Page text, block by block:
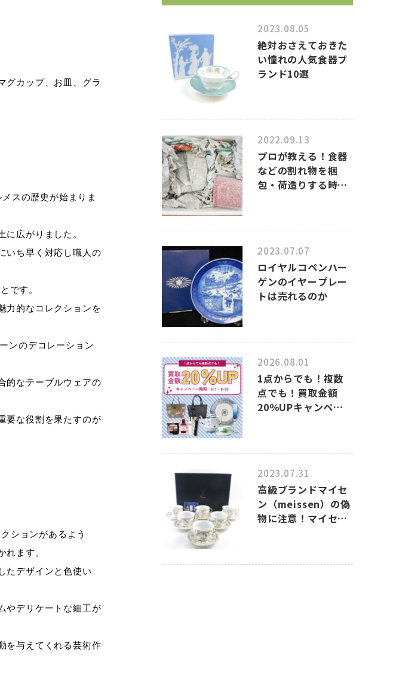
グカップ、お皿、グラ
スの歴史が始まりま
広がりました。
いち早く対応し職人の
です。
力的なコレクションを
ンのデコレーション
的なテーブルウェアの
要な役割を果たすのが
ションがあるよう
れます。
たデザインと色使い
やデリケートな細工が
を与えてくれる芸術作
2023.08.05
絶対おさえておきた
い憧れの人気食器ブ
ランド10選
2022.09.13
プロが教える！食器
などの割れ物を梱
包・荷造りする時
2023.07.07
ロイヤルコペンハー
ゲンのイヤープレー
トは売れるのか
2026.08.01
1点からでも！複数
点でも！買取金額
20％UPキャンペー
2023.07.31
高級ブランドマイセ
ン（meissen）の偽
物に注意！マイセン